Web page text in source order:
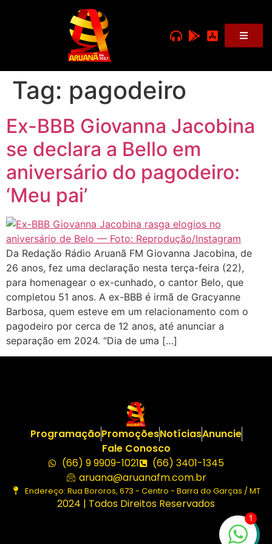
Tag: pagodeiro
Ex-BBB Giovanna Jacobina
se declara a Bello em
aniversário do pagodeiro:
‘Meu pai’
Da Redação Rádio Aruanã FM Giovanna Jacobina, de
26 anos, fez uma declaração nesta terça-feira (22),
para homenagear o ex-cunhado, o cantor Belo, que
completou 51 anos. A ex-BBB é irmã de Gracyanne
Barbosa, quem esteve em um relacionamento com o
pagodeiro por cerca de 12 anos, até anunciar a
separação em 2024. “Dia de uma […]
ProgramaçãoPromoçõesNotíciasAnuncie
Fale Conosco
(66) 9 9909-1021
(66) 3401-1345
aruana@aruanafm.com.br
Endereço: Rua Bororos, 673 - Centro - Barra do Garças / MT
2024 | Todos Direitos Reservados
1